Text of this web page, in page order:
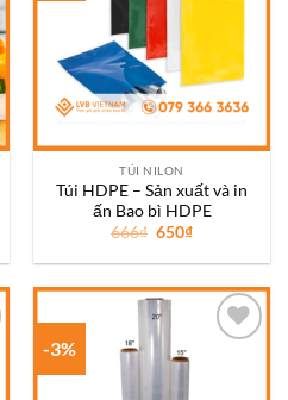
TÚI NILON
Túi HDPE – Sản xuất và in
ấn Bao bì HDPE
666₫ Giá
là:
650₫Giá
tại
650₫.
-3%